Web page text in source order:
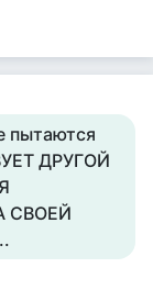
пытаются
ДРУГОЙ
СВОЕЙ